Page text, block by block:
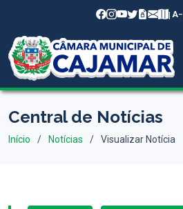
| A−
Central de Notícias
Início Notícias Visualizar Notícia